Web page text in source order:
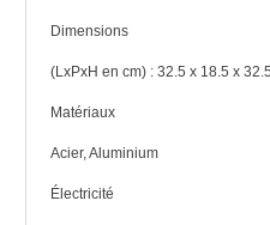
Dimensions
(LxPxH en cm) : 32.5 x 18.5 x 32.5
Matériaux
Acier, Aluminium
Électricité